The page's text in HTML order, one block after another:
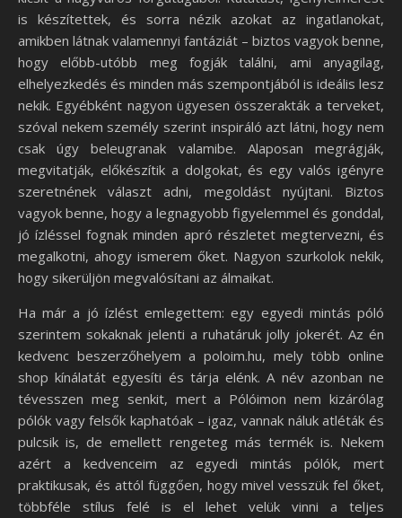
is készítettek, és sorra nézik azokat az ingatlanokat,
amikben látnak valamennyi fantáziát – biztos vagyok benne,
hogy előbb-utóbb meg fogják találni, ami anyagilag,
elhelyezkedés és minden más szempontjából is ideális lesz
nekik. Egyébként nagyon ügyesen összerakták a terveket,
szóval nekem személy szerint inspiráló azt látni, hogy nem
csak úgy beleugranak valamibe. Alaposan megrágják,
megvitatják, előkészítik a dolgokat, és egy valós igényre
szeretnének választ adni, megoldást nyújtani. Biztos
vagyok benne, hogy a legnagyobb figyelemmel és gonddal,
jó ízléssel fognak minden apró részletet megtervezni, és
megalkotni, ahogy ismerem őket. Nagyon szurkolok nekik,
hogy sikerüljön megvalósítani az álmaikat.
Ha már a jó ízlést emlegettem: egy egyedi mintás póló
szerintem sokaknak jelenti a ruhatáruk jolly jokerét. Az én
kedvenc beszerzőhelyem a poloim.hu, mely több online
shop kínálatát egyesíti és tárja elénk. A név azonban ne
tévesszen meg senkit, mert a Pólóimon nem kizárólag
pólók vagy felsők kaphatóak – igaz, vannak náluk atléták és
pulcsik is, de emellett rengeteg más termék is. Nekem
azért a kedvenceim az egyedi mintás pólók, mert
praktikusak, és attól függően, hogy mivel vesszük fel őket,
többféle stílus felé is el lehet velük vinni a teljes